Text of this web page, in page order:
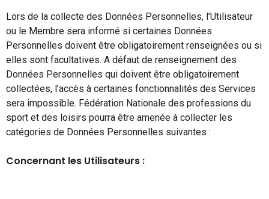
Lors de la collecte des Données Personnelles, l’Utilisateur
ou le Membre sera informé si certaines Données
Personnelles doivent être obligatoirement renseignées ou si
elles sont facultatives. A défaut de renseignement des
Données Personnelles qui doivent être obligatoirement
collectées, l’accès à certaines fonctionnalités des Services
sera impossible. Fédération Nationale des professions du
sport et des loisirs pourra être amenée à collecter les
catégories de Données Personnelles suivantes :
Concernant les Utilisateurs :